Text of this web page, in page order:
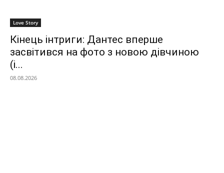
Love Story
Кінець інтриги: Дантес вперше
засвітився на фото з новою дівчиною
(і...
08.08.2026